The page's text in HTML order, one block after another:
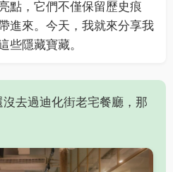
點，它們不僅保留歷史痕
進來。今天，我就來分享我
些隱藏寶藏。
去過迪化街老宅餐廳，那